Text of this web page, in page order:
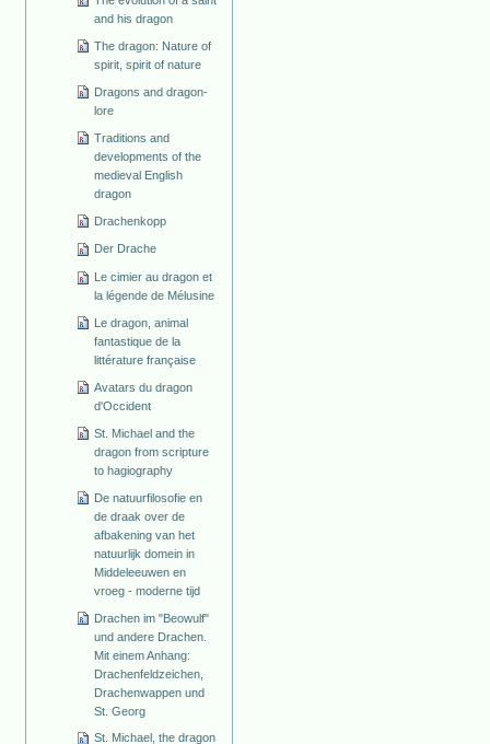
and his dragon
The dragon: Nature of
spirit, spirit of nature
Dragons and dragon-
lore
Traditions and
developments of the
medieval English
dragon
Drachenkopp
Der Drache
Le cimier au dragon et
la légende de Mélusine
Le dragon, animal
fantastique de la
littérature française
Avatars du dragon
d'Occident
St. Michael and the
dragon from scripture
to hagiography
De natuurfilosofie en
de draak over de
afbakening van het
natuurlijk domein in
Middeleeuwen en
vroeg - moderne tijd
Drachen im "Beowulf"
und andere Drachen.
Mit einem Anhang:
Drachenfeldzeichen,
Drachenwappen und
St. Georg
St. Michael, the dragon